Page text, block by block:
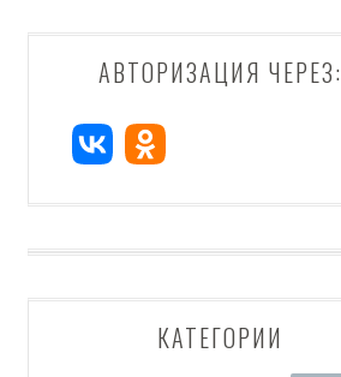
АВТОРИЗАЦИЯ ЧЕРЕЗ:
КАТЕГОРИИ